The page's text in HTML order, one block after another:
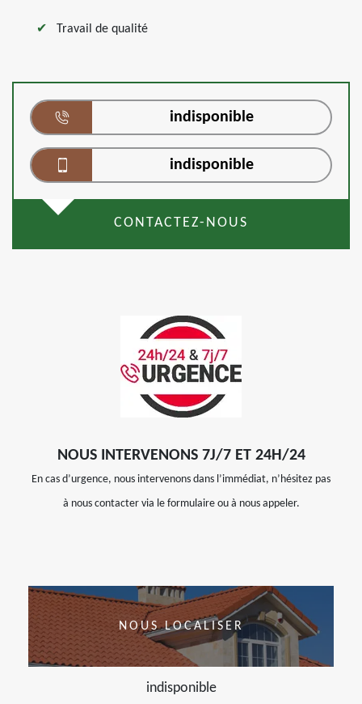
Travail de qualité
indisponible
indisponible
CONTACTEZ-NOUS
NOUS INTERVENONS 7J/7 ET 24H/24
En cas d’urgence, nous intervenons dans l’immédiat, n’hésitez pas
à nous contacter via le formulaire ou à nous appeler.
NOUS LOCALISER
indisponible